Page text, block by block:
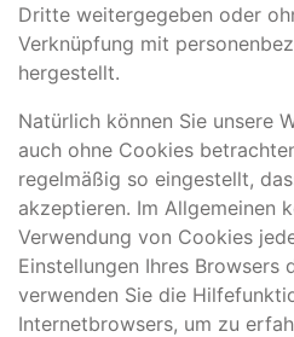
Dritte weitergegeben oder
Verknüpfung mit
hergestellt.
Natürlich können Sie unsere
auch ohne Cookies
regelmäßig so eingestellt,
akzeptieren. Im Allgemeinen
Verwendung von Cookies
Einstellungen Ihres Browsers
verwenden Sie die
Internetbrowsers, um zu